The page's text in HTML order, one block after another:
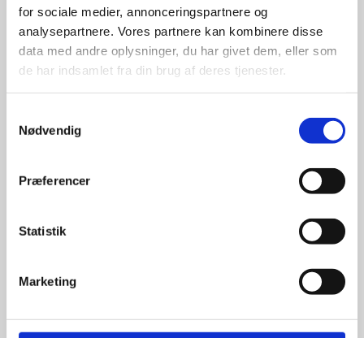
for sociale medier, annonceringspartnere og
analysepartnere. Vores partnere kan kombinere disse
data med andre oplysninger, du har givet dem, eller som
de har indsamlet fra din brug af deres tjenester.
Nødvendig
Præferencer
Statistik
Marketing
For at sikre høj kvalitet og stor
leveringssikkerhed samarbejder vi
med de største og mest
anerkendte leverandører inden for
idé til et konkret produkt, eller et